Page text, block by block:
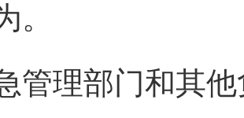
。
理部门和其他